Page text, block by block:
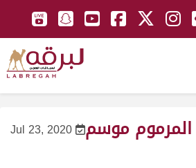
Jul 23, 2020 موسم